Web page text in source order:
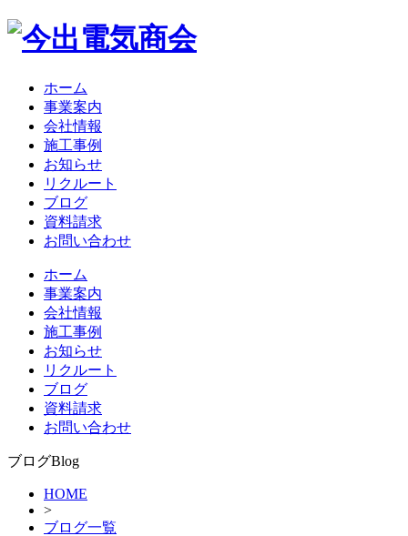
ホーム
事業案内
会社情報
施工事例
お知らせ
リクルート
ブログ
資料請求
お問い合わせ
ホーム
事業案内
会社情報
施工事例
お知らせ
リクルート
ブログ
資料請求
お問い合わせ
ブログBlog
HOME
>
ブログ一覧